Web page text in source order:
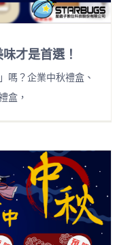
才是首選！
嗎？企業中秋禮盒、
盒，